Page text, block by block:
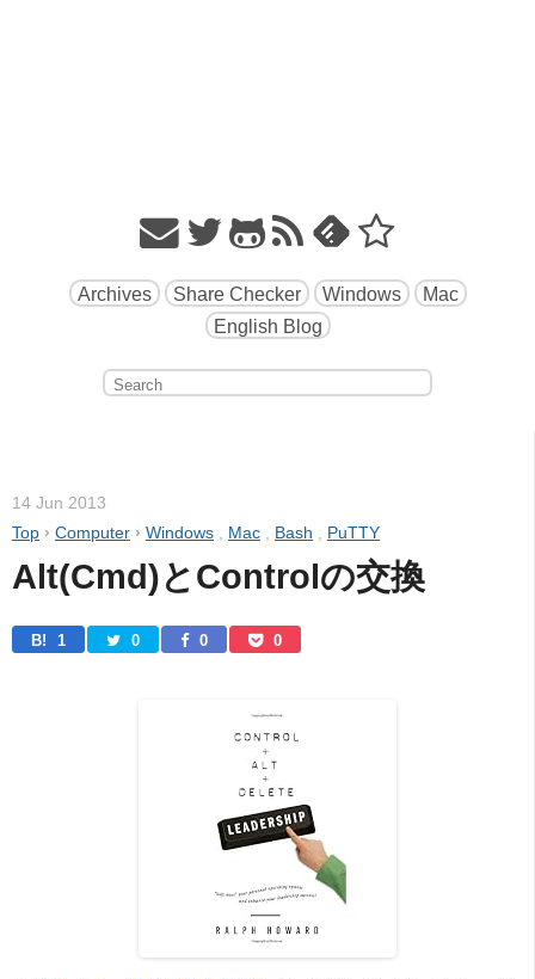
Archives Share Checker Windows
Mac
English Blog
14 Jun 2013
Top › Computer › Windows Mac Bash PuTTY
Alt(Cmd)とControlの交換
B! 1 0 0 0